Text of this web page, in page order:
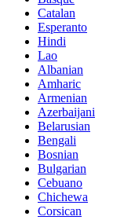
Catalan
Esperanto
Hindi
Lao
Albanian
Amharic
Armenian
Azerbaijani
Belarusian
Bengali
Bosnian
Bulgarian
Cebuano
Chichewa
Corsican